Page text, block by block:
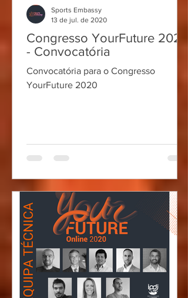
Congresso YourFuture 2020
- Convocatória
Convocatória para o Congresso
YourFuture 2020
Sports Embassy
13 de jul. de 2020